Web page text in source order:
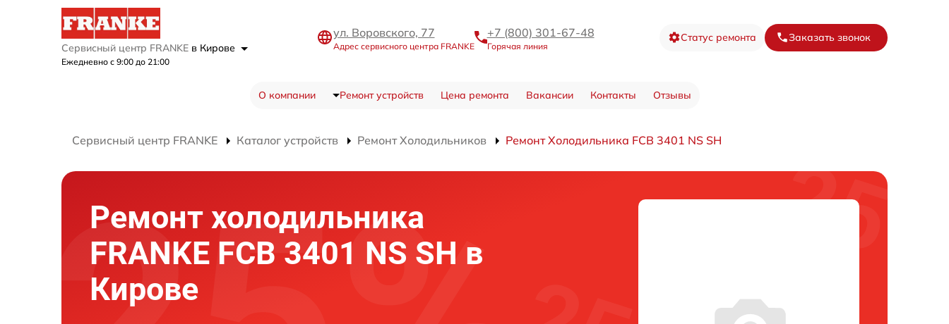
Сервисный центр FRANKE в Кирове
Ежедневно с 9:00 до 21:00
ул. Воровского, 77
Адрес сервисного центра FRANKE
+7 (800) 301-67-48
Горячая линия
Статус ремонта Заказать звонок
О компании Ремонт устройств Цена ремонта Вакансии Контакты Отзывы
Сервисный центр FRANKE Каталог устройств Ремонт Холодильников Ремонт Холодильника FCB 3401 NS SH
Ремонт холодильника
FRANKE FCB 3401 NS SH в
Кирове